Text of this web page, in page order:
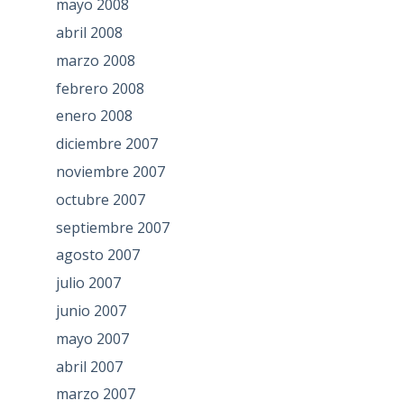
mayo 2008
abril 2008
marzo 2008
febrero 2008
enero 2008
diciembre 2007
noviembre 2007
octubre 2007
septiembre 2007
agosto 2007
julio 2007
junio 2007
mayo 2007
abril 2007
marzo 2007